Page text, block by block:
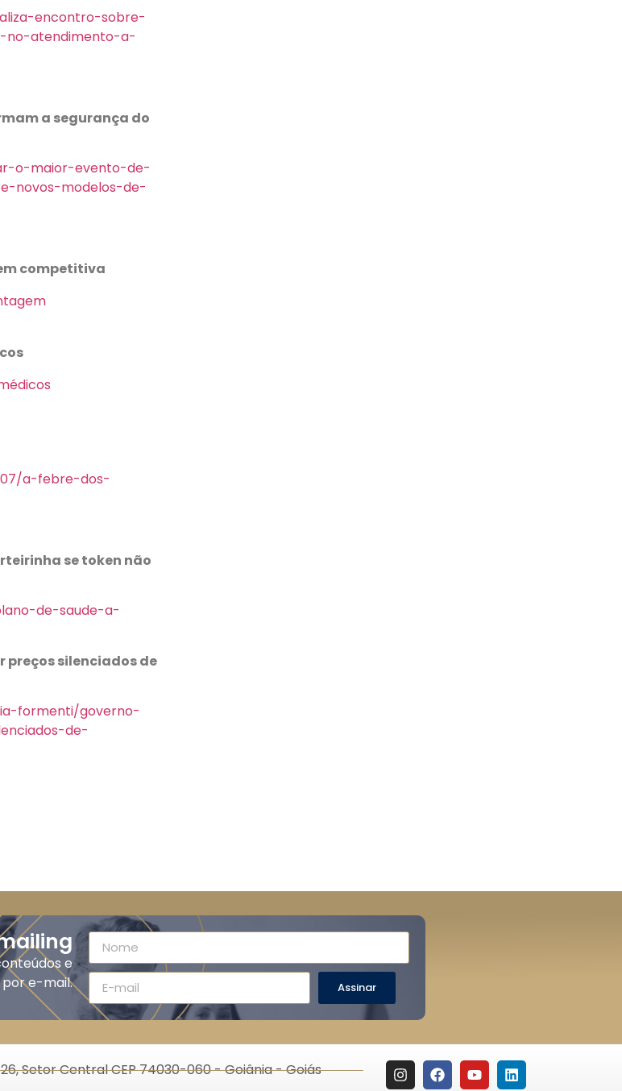
encontro-sobre-
no-atendimento-a-
a segurança do
o-maior-evento-de-
novos-modelos-de-
competitiva
a-febre-dos-
se token não
de-saude-a-
silenciados de
formenti/governo-
de-
e
e-mail.
Assinar
26, Setor Central CEP 74030-060 - Goiânia - Goiás